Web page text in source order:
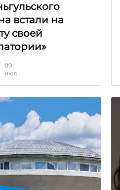
встали на
своей
09
июл